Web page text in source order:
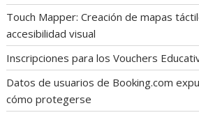
Touch Mapper: Creación de mapas
accesibilidad visual
Inscripciones para los Vouchers
Datos de usuarios de Booking.com
cómo protegerse